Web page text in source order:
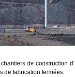
de construction
de fabrication fermées.